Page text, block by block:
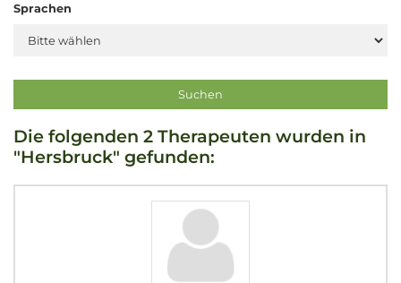
Sprachen
Die folgenden 2 Therapeuten wurden in
"Hersbruck" gefunden: